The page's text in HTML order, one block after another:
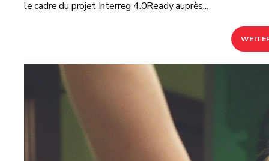
le cadre du projet Interreg 4.0Ready auprès...